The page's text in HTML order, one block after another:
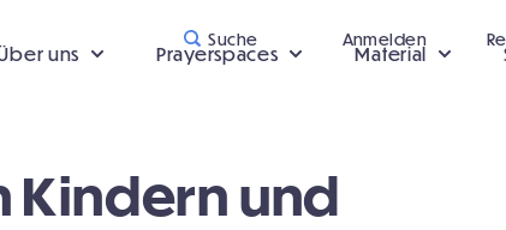
uns Prayerspaces Material
Suche Anmelden
Kindern und